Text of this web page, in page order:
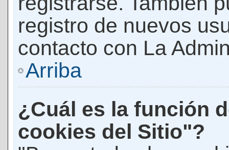
registro de nuevos
contacto con La
Arriba
¿Cuál es la función
cookies del Sitio"?